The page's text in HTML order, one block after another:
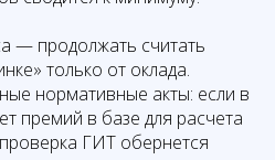
— продолжать считать
только от оклада.
нормативные акты: если в
премий в базе для расчета
ГИТ обернется